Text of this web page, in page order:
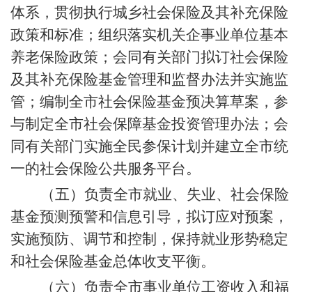
体系，贯彻执行城乡社会保险及其补充保险
政策和标准；组织落实机关企事业单位基本
养老保险政策；会同有关部门拟订社会保险
及其补充保险基金管理和监督办法并实施监
管；编制全市社会保险基金预决算草案，参
与制定全市社会保障基金投资管理办法；会
同有关部门实施全民参保计划并建立全市统
一的社会保险公共服务平台。
（五）负责全市就业、失业、社会保险
基金预测预警和信息引导，拟订应对预案，
实施预防、调节和控制，保持就业形势稳定
和社会保险基金总体收支平衡。
（六）负责全市事业单位工资收入和福